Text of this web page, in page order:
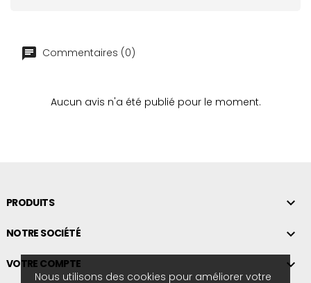
Nous utilisons des cookies pour améliorer votre
Commentaires (0)
Aucun avis n'a été publié pour le moment.
PRODUITS 
NOTRE SOCIÉTÉ 
VOTRE COMPTE 